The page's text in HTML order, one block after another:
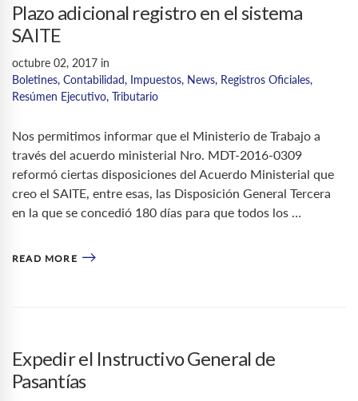
Plazo adicional registro en el sistema
SAITE
octubre 02, 2017 in
Boletines, Contabilidad, Impuestos, News, Registros Oficiales,
Resúmen Ejecutivo, Tributario
Nos permitimos informar que el Ministerio de Trabajo a
través del acuerdo ministerial Nro. MDT-2016-0309
reformó ciertas disposiciones del Acuerdo Ministerial que
creo el SAITE, entre esas, las Disposición General Tercera
en la que se concedió 180 días para que todos los …
READ MORE
Expedir el Instructivo General de
Pasantías